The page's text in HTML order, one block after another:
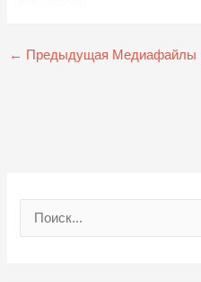
← Предыдущая Медиафайлы